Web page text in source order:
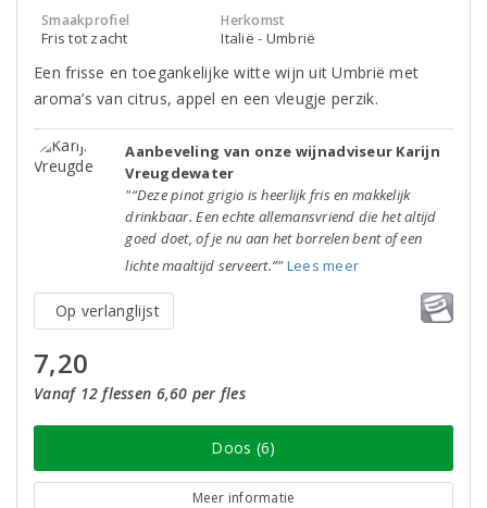
Smaakprofiel
Fris tot zacht
Herkomst
Italië - Umbrië
Een frisse en toegankelijke witte wijn uit Umbrië met
aroma’s van citrus, appel en een vleugje perzik.
Aanbeveling van onze wijnadviseur Karijn
Vreugdewater
"“Deze pinot grigio is heerlijk fris en makkelijk
drinkbaar. Een echte allemansvriend die het altijd
goed doet, of je nu aan het borrelen bent of een
lichte maaltijd serveert.”" Lees meer
Op verlanglijst
7,20
Vanaf 12 flessen 6,60 per fles
Doos (6)
Meer informatie